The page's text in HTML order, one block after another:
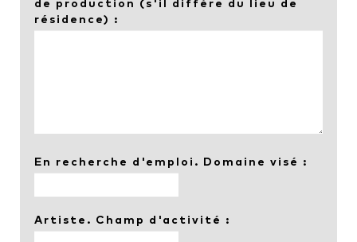
de production (s'il diffère du lieu de
résidence) :
En recherche d'emploi. Domaine visé :
Artiste. Champ d'activité :